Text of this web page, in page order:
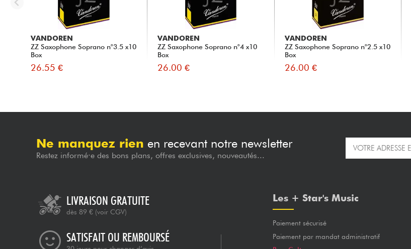
VANDOREN
ZZ Saxophone Soprano n°3.5 x10
Box
26.55 €
VANDOREN
ZZ Saxophone Soprano n°4 x10
Box
26.00 €
VANDOREN
ZZ Saxophone Soprano n°2.5 x10
Box
26.00 €
Ne manquez rien en recevant notre newsletter
Restez informé·e des bons plans, offres exclusives, nouveautés...
LIVRAISON GRATUITE
dès 89 € (voir CGV)
SATISFAIT OU REMBOURSÉ
Les + Star's Music
Paiement sécurisé
Paiement par mandat administratif